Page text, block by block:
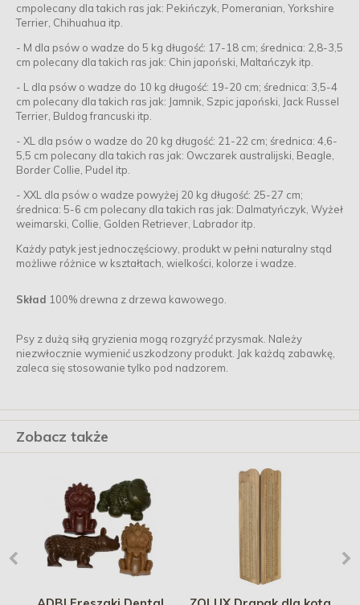
cmpolecany dla takich ras jak: Pekińczyk, Pomeranian, Yorkshire
Terrier, Chihuahua itp.
- M dla psów o wadze do 5 kg długość: 17-18 cm; średnica: 2,8-3,5
cm polecany dla takich ras jak: Chin japoński, Maltańczyk itp.
- L dla psów o wadze do 10 kg długość: 19-20 cm; średnica: 3,5-4
cm polecany dla takich ras jak: Jamnik, Szpic japoński, Jack Russel
Terrier, Buldog francuski itp.
- XL dla psów o wadze do 20 kg długość: 21-22 cm; średnica: 4,6-
5,5 cm polecany dla takich ras jak: Owczarek australijski, Beagle,
Border Collie, Pudel itp.
- XXL dla psów o wadze powyżej 20 kg długość: 25-27 cm;
średnica: 5-6 cm polecany dla takich ras jak: Dalmatyńczyk, Wyżeł
weimarski, Collie, Golden Retriever, Labrador itp.
Każdy patyk jest jednoczęściowy, produkt w pełni naturalny stąd
możliwe różnice w kształtach, wielkości, kolorze i wadze.
Skład 100% drewna z drzewa kawowego.
Psy z dużą siłą gryzienia mogą rozgryźć przysmak. Należy
niezwłocznie wymienić uszkodzony produkt. Jak każdą zabawkę,
zaleca się stosowanie tylko pod nadzorem.
Zobacz także